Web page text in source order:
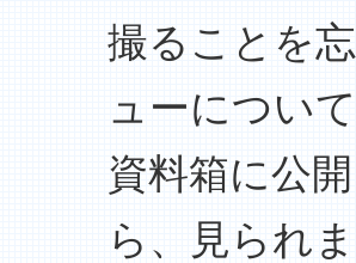
撮ることを
ューについ
資料箱に公
ら、見られ